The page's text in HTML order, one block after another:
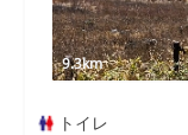
9.3km
トイレ